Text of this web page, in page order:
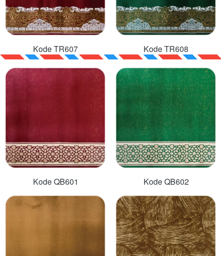
Kode TR607 Kode TR608
Kode QB601 Kode QB602